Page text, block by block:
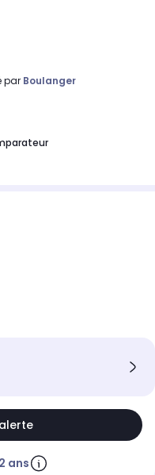
par Boulanger
alerte
2 ans